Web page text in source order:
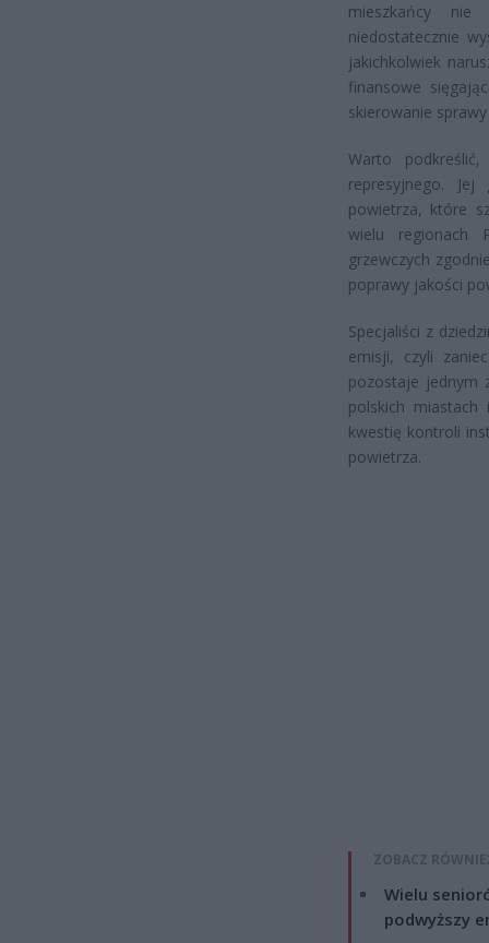
mieszkańcy nie
niedostatecznie
jakichkolwiek
finansowe
skierowanie
Warto
represyjnego.
powietrza, które
wielu regionach
grzewczych
poprawy jakości
Specjaliści z
emisji, czyli
pozostaje jednym
polskich miastach
kwestię kontroli
powietrza.
ZOBACZ
Wielu
podwyższy